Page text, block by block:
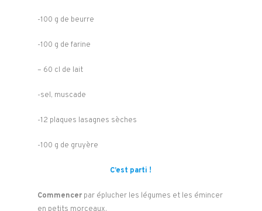
-100 g de beurre
-100 g de farine
– 60 cl de lait
-sel, muscade
-12 plaques lasagnes sèches
-100 g de gruyère
C’est parti !
Commencer par éplucher les légumes et les émincer
en petits morceaux.